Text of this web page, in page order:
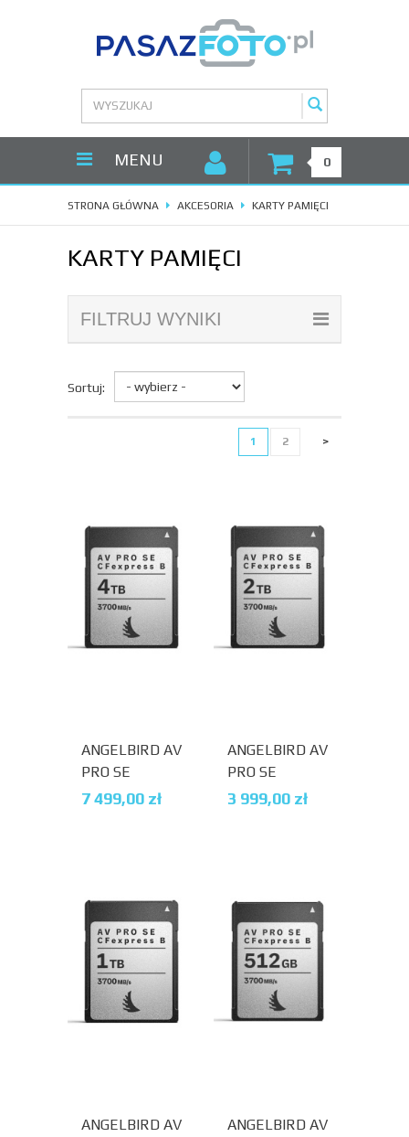
MENU 0
STRONA GŁÓWNA AKCESORIA KARTY PAMIĘCI
KARTY PAMIĘCI
FILTRUJ WYNIKI
Sortuj:
1 2 >
ANGELBIRD AV
PRO SE
CFEXPRESS B
7 499,00 zł
ANGELBIRD AV
PRO SE
CFEXPRESS B
3 999,00 zł
ANGELBIRD AV
ANGELBIRD AV